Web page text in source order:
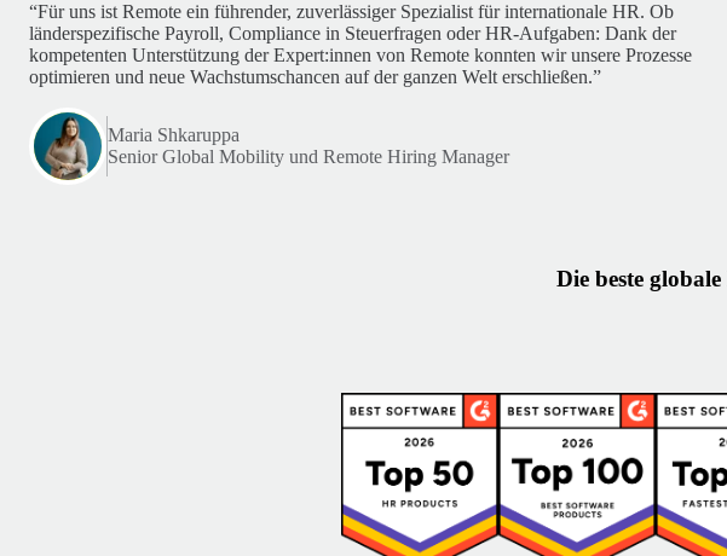
“Für uns ist Remote ein führender, zuverlässiger Spezialist für internationale HR. Ob
länderspezifische Payroll, Compliance in Steuerfragen oder HR-Aufgaben: Dank der
kompetenten Unterstützung der Expert:innen von Remote konnten wir unsere Prozesse
optimieren und neue Wachstumschancen auf der ganzen Welt erschließen.”
Maria Shkaruppa
Senior Global Mobility und Remote Hiring Manager
Die beste